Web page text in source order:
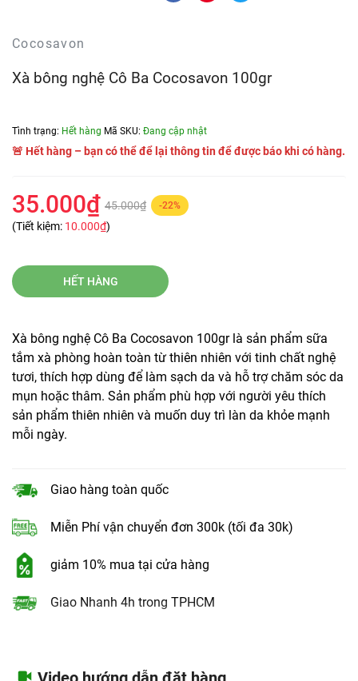
Cocosavon
Xà bông nghệ Cô Ba Cocosavon 100gr
Tình trạng: Hết hàng Mã SKU: Đang cập nhật
🚨 Hết hàng – bạn có thể để lại thông tin để được báo khi có hàng.
35.000₫ 45.000₫ -22%
(Tiết kiệm: 10.000₫)
HẾT HÀNG
Xà bông nghệ Cô Ba Cocosavon 100gr là sản phẩm sữa
tắm xà phòng hoàn toàn từ thiên nhiên với tinh chất nghệ
tươi, thích hợp dùng để làm sạch da và hỗ trợ chăm sóc da
mụn hoặc thâm. Sản phẩm phù hợp với người yêu thích
sản phẩm thiên nhiên và muốn duy trì làn da khỏe mạnh
mỗi ngày.
Giao hàng toàn quốc
Miễn Phí vận chuyển đơn 300k (tối đa 30k)
giảm 10% mua tại cửa hàng
Giao Nhanh 4h trong TPHCM